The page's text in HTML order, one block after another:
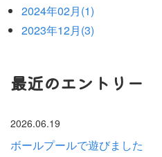
2024年02月(1)
2023年12月(3)
最近のエントリー
2026.06.19
ボールプールで遊びました